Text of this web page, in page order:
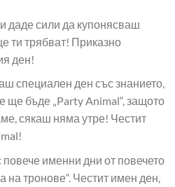
даде сили да купонясваш
ти трябват! Приказно
ден!
специален ден със знанието,
ще бъде „Party Animal“, защото
сякаш няма утре! Честит
именни дни от повечето
на тронове“. Честит имен ден,